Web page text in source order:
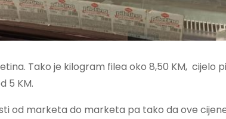
Tako je kilogram filea oko 8,50 KM, cijelo
5 KM.
od marketa do marketa pa tako da ove